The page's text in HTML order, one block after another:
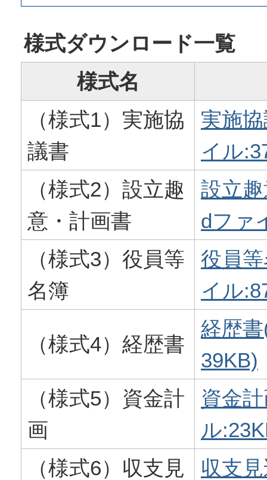
様式ダウンロード一覧
様式名
（様式1）実施協
議書
実施
イル
（様式2）設立趣
意・計画書
設立
dファ
（様式3）役員等
名簿
役員
イル
（様式4）経歴書
経歴
39KB)
（様式5）資金計
画
資金
ル
（様式6）収支見
収支